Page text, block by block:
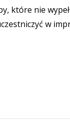
które nie
w